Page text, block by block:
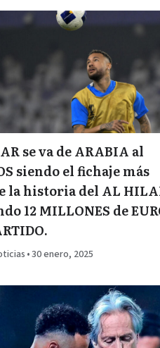
se va de ARABIA al
siendo el fichaje más
la historia del AL
12 MILLONES de
•30 enero, 2025